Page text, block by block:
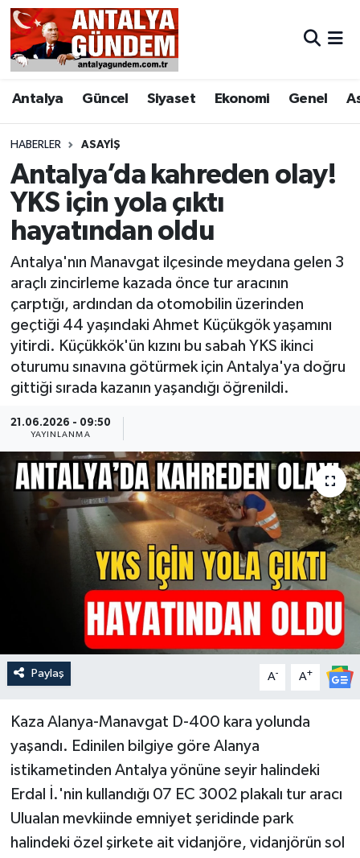
Antalya Güncel Siyaset Ekonomi Genel
HABERLER ASAYIŞ
Antalya’da kahreden olay!
YKS için yola çıktı
hayatından oldu
Antalya'nın Manavgat ilçesinde meydana gelen 3
araçlı zincirleme kazada önce tur aracının
çarptığı, ardından da otomobilin üzerinden
geçtiği 44 yaşındaki Ahmet Küçükgök yaşamını
yitirdi. Küçükkök'ün kızını bu sabah YKS ikinci
oturumu sınavına götürmek için Antalya'ya doğru
gittiği sırada kazanın yaşandığı öğrenildi.
21.06.2026 - 09:50
YAYINLANMA
Paylaş A- A+
Kaza Alanya-Manavgat D-400 kara yolunda
yaşandı. Edinilen bilgiye göre Alanya
istikametinden Antalya yönüne seyir halindeki
Erdal İ.'nin kullandığı 07 EC 3002 plakalı tur aracı
Ulualan mevkiinde emniyet şeridinde park
halindeki özel şirkete ait vidanjöre, vidanjörün sol
Antalya
Asayiş
Bilim & Teknoloji
Bölge
EĞİTİM
Ekonomi
Genel
Görüntülü Haber
Güncel
Kültür & Sanat
Magazin
Resmi İlan
Sağlık & Yaşam
Siyaset
Antalya Nöbetçi Eczaneler
Antalya Hava Durumu
Antalya Namaz Vakitleri
Antalya Trafik Yoğunluk Haritası
Süper Lig Puan Durumu ve Fikstür
Tüm Manşetler
Son Dakika Haberleri
Haber Arşivi